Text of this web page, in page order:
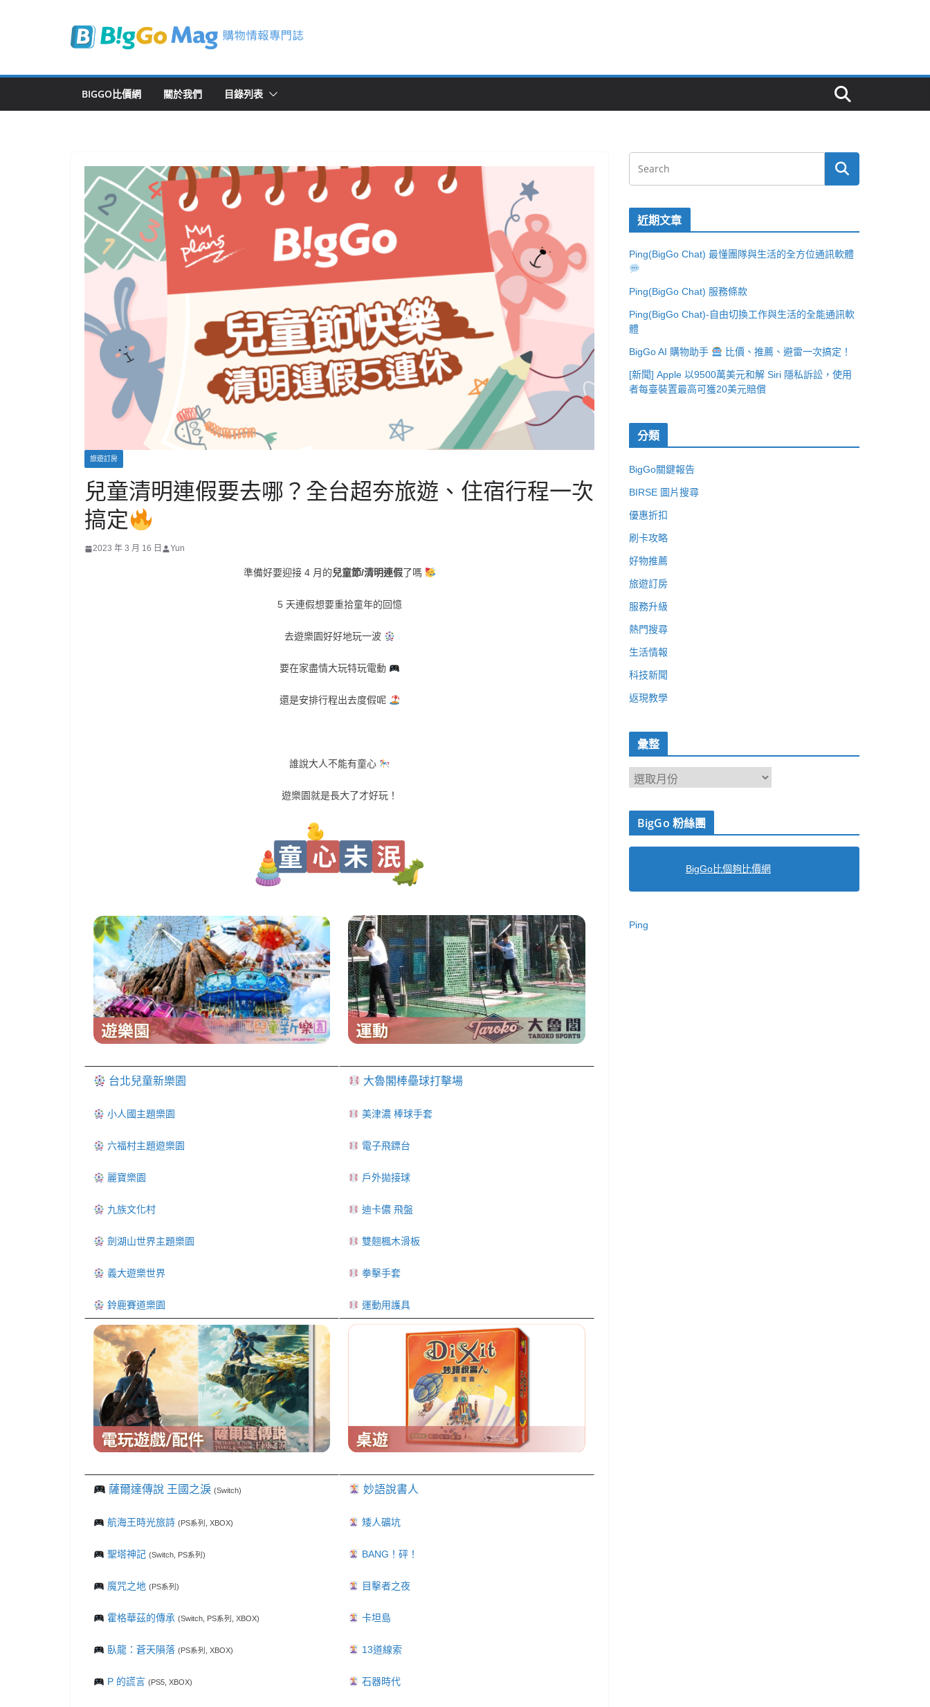
BIGGO比價網 關於我們 目錄列表
旅遊訂房
兒童清明連假要去哪？全台超夯旅遊、住宿行程一次
搞定
2023 年 3 月 16 日 Yun
準備好要迎接 4 月的兒童節/清明連假了嗎
5 天連假想要重拾童年的回憶
去遊樂園好好地玩一波
要在家盡情大玩特玩電動
還是安排行程出去度假呢
誰說大人不能有童心
遊樂園就是長大了才好玩！
台北兒童新樂園
小人國主題樂園
六福村主題遊樂園
麗寶樂園
九族文化村
劍湖山世界主題樂園
義大遊樂世界
鈴鹿賽道樂園
大魯閣棒壘球打擊場
美津濃 棒球手套
電子飛鏢台
戶外拋接球
迪卡儂 飛盤
雙翹楓木滑板
拳擊手套
運動用護具
薩爾達傳說 王國之淚(Switch)
航海王時光旅詩 (PS系列, XBOX)
聖塔神記 (Switch, PS系列)
魔咒之地 (PS系列)
霍格華茲的傳承 (Switch, PS系列, XBOX)
臥龍：蒼天隕落 (PS系列, XBOX)
P 的謊言 (PS5, XBOX)
妙語說書人
矮人礦坑
BANG！砰！
目擊者之夜
卡坦島
13道線索
石器時代
近期文章
Ping(BigGo Chat) 最懂團隊與生活的全方位通訊軟體
Ping(BigGo Chat) 服務條款
Ping(BigGo Chat)-自由切換工作與生活的全能通訊軟
體
BigGo AI 購物助手 比價、推薦、避雷一次搞定！
[新聞] Apple 以9500萬美元和解 Siri 隱私訴訟，使用
者每臺裝置最高可獲20美元賠償
分類
BigGo關鍵報告
BIRSE 圖片搜尋
優惠折扣
刷卡攻略
好物推薦
旅遊訂房
服務升級
熱門搜尋
生活情報
科技新聞
返現教學
彙整
彙
BigGo 粉絲團
BigGo比個夠比價網
Ping